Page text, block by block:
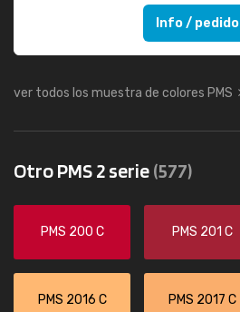
Info / pedido
ver todos los muestra de colores PMS
Otro PMS 2 serie(577)
PMS 200 C PMS 201 C
PMS 2016 C PMS 2017 C